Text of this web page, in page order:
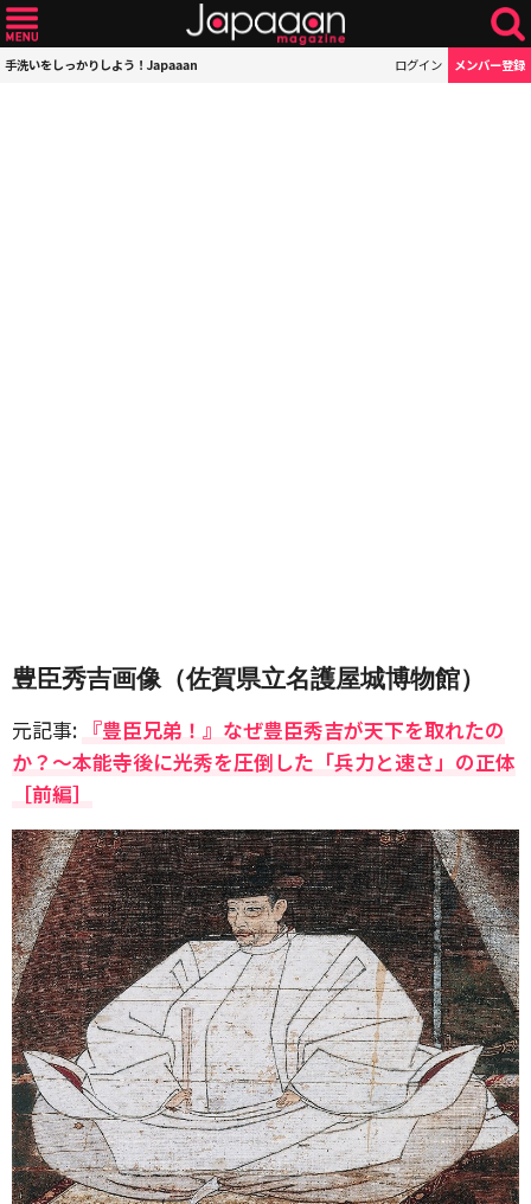
手洗いをしっかりしよう！Japaaan ログイン メンバー登録
豊臣秀吉画像（佐賀県立名護屋城博物館）
元記事: 『豊臣兄弟！』なぜ豊臣秀吉が天下を取れたの
か？〜本能寺後に光秀を圧倒した「兵力と速さ」の正体
［前編］